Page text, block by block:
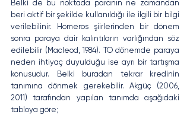
Belki de bu noktada paranın ne zamandan
beri aktif bir şekilde kullanıldığı ile ilgili bir bilgi
verilebilinir. Homeros şiirlerinden bir dönem
sonra paraya dair kalıntıların varlığından söz
edilebilir (Macleod, 1984). TO dönemde paraya
neden ihtiyaç duyulduğu ise ayrı bir tartışma
konusudur. Belki buradan tekrar kredinin
tanımına dönmek gerekebilir. Akgüç (2006,
2011) tarafından yapılan tanımda aşağıdaki
tabloya göre;